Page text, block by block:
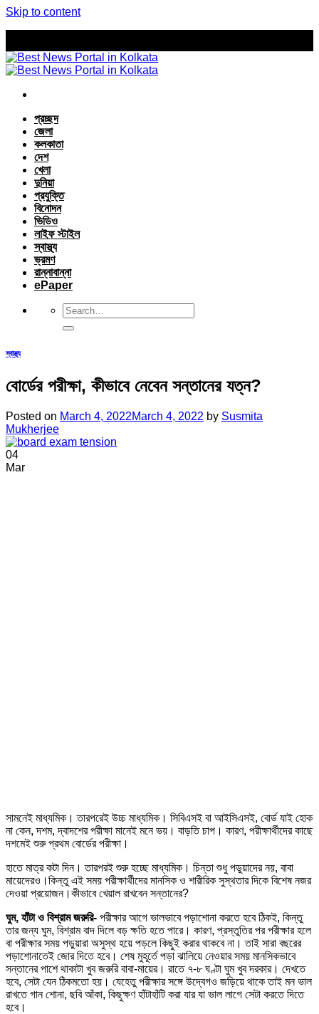
Skip to content
প্রচ্ছদ
জেলা
কলকাতা
দেশ
খেলা
দুনিয়া
প্রযুক্তি
বিনোদন
ভিডিও
লাইফ স্টাইল
স্বাস্থ্য
ভ্রমণ
রান্নাবান্না
ePaper
স্বাস্থ্য
বোর্ডের পরীক্ষা, কীভাবে নেবেন সন্তানের যত্ন?
Posted on March 4, 2022March 4, 2022 by Susmita
Mukherjee
04
Mar
সামনেই মাধ্যমিক। তারপরেই উচ্চ মাধ্যমিক। সিবিএসই বা আইসিএসই, বোর্ড যাই হোক
না কেন, দশম, দ্বাদশের পরীক্ষা মানেই মনে ভয়। বাড়তি চাপ। কারণ, পরীক্ষার্থীদের কাছে
দশমেই শুরু প্রথম বোর্ডের পরীক্ষা।
হাতে মাত্র কটা দিন। তারপরই শুরু হচ্ছে মাধ্যমিক। চিন্তা শুধু পড়ুয়াদের নয়, বাবা
মায়েদেরও।কিন্তু এই সময় পরীক্ষার্থীদের মানসিক ও শারীরিক সুস্থতার দিকে বিশেষ নজর
দেওয়া প্রয়োজন।কীভাবে খেয়াল রাখবেন সন্তানের?
ঘুম, হাঁটা ও বিশ্রাম জরুরি- পরীক্ষার আগে ভালভাবে পড়াশোনা করতে হবে ঠিকই, কিন্তু
তার জন্য ঘুম, বিশ্রাম বাদ দিলে বড় ক্ষতি হতে পারে। কারণ, প্রস্তুতির পর পরীক্ষার হলে
বা পরীক্ষার সময় পড়ুয়ারা অসুস্থ হয়ে পড়লে কিছুই করার থাকবে না। তাই সারা বছরের
পড়াশোনাতেই জোর দিতে হবে। শেষ মুহূর্তে পড়া ঝালিয়ে নেওয়ার সময় মানসিকভাবে
সন্তানের পাশে থাকাটা খুব জরুরি বাবা-মায়ের। রাতে ৭-৮ ঘণ্টা ঘুম খুব দরকার। দেখতে
হবে, সেটা যেন ঠিকমতো হয়। যেহেতু পরীক্ষার সঙ্গে উদ্বেগও জড়িয়ে থাকে তাই মন ভাল
রাখতে গান শোনা, ছবি আঁকা, কিছুক্ষণ হাঁটাহাঁটি করা যার যা ভাল লাগে সেটা করতে দিতে
হবে।